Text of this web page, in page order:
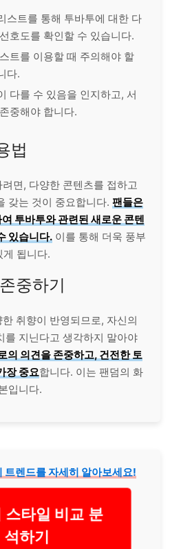
스트를 통해 투바투에 대한 다
호도를 확인할 수 있습니다.
트를 이용할 때 주의해야 할
다.
다를 수 있음을 인지하고, 서
중해야 합니다.
법
면, 다양한 콘텐츠를 접하고
갖는 것이 중요합니다. 팬들은
투바투와 관련된 새로운 콘텐
있습니다. 이를 통해 더욱 풍부
게 됩니다.
중하기
취향이 반영되므로, 자신의
를 지닌다고 생각하지 말아야
의 의견을 존중하고, 건전한 토
장 중요합니다. 이는 팬덤의 화
입니다.
렌드를 자세히 알아보세요!
스타일 비교 분
석하기